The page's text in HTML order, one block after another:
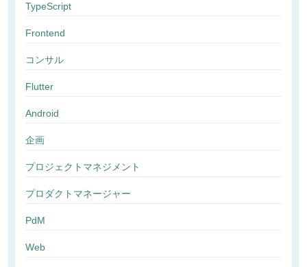
TypeScript
Frontend
コンサル
Flutter
Android
企画
プロジェクトマネジメント
プロダクトマネージャー
PdM
Web